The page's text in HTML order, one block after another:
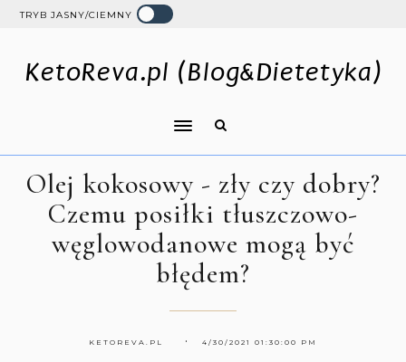
TRYB JASNY/CIEMNY
KetoReva.pl (Blog&Dietetyka)
Olej kokosowy - zły czy dobry?
Czemu posiłki tłuszczowo-
węglowodanowe mogą być
błędem?
KETOREVA.PL 4/30/2021 01:30:00 PM